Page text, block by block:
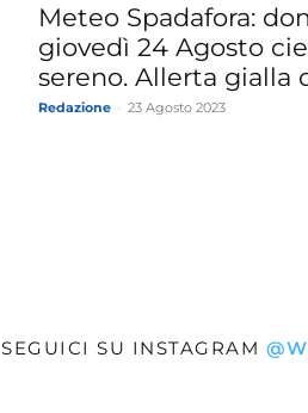
Meteo Spadafora:
giovedì 24 Agosto
sereno. Allerta gialla
Redazione 23 Agosto 2023
SEGUICI SU INSTAGRAM